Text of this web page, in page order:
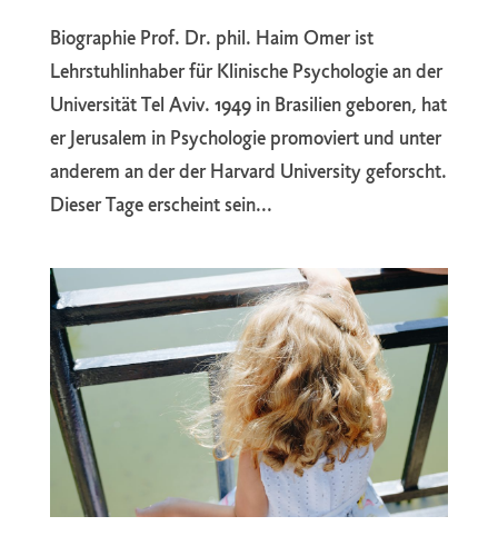
Biographie Prof. Dr. phil. Haim Omer ist
Lehrstuhlinhaber für Klinische Psychologie an der
Universität Tel Aviv. 1949 in Brasilien geboren, hat
er Jerusalem in Psychologie promoviert und unter
anderem an der der Harvard University geforscht.
Dieser Tage erscheint sein...